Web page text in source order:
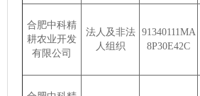
合肥中科精
耕农业开发
有限公司
法人及非法
人组织
91340111MA
8P30E42C